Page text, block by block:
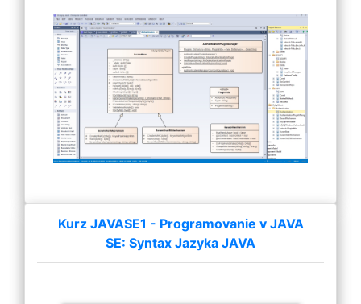
Kurz JAVASE1 - Programovanie v JAVA
SE: Syntax Jazyka JAVA